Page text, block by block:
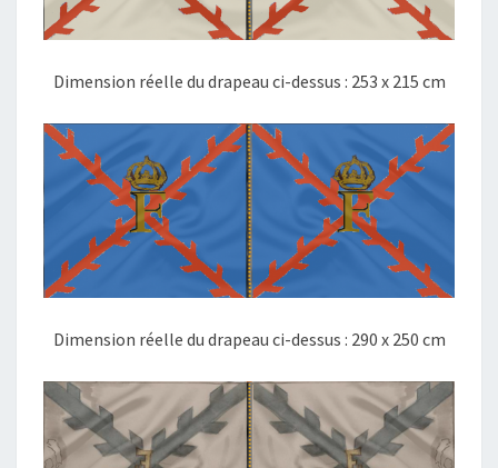
Dimension réelle du drapeau ci-dessus : 253 x 215 cm
Dimension réelle du drapeau ci-dessus : 290 x 250 cm